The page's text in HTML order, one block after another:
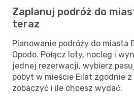
Zaplanuj podróż do
teraz
Planowanie podróży do miasta
Opodo. Połącz loty, nocleg i
jednej rezerwacji, wybierz
pobyt w mieście Eilat zgodnie
zobaczyć i ile chcesz wydać.